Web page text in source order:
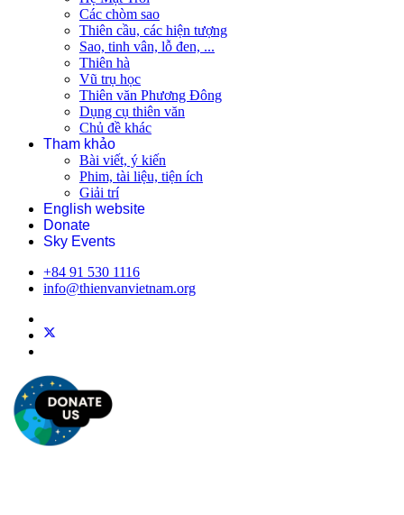
Các chòm sao
Thiên cầu, các hiện tượng
Sao, tinh vân, lỗ đen, ...
Thiên hà
Vũ trụ học
Thiên văn Phương Đông
Dụng cụ thiên văn
Chủ đề khác
Tham khảo
Bài viết, ý kiến
Phim, tài liệu, tiện ích
Giải trí
English website
Donate
Sky Events
+84 91 530 1116
info@thienvanvietnam.org